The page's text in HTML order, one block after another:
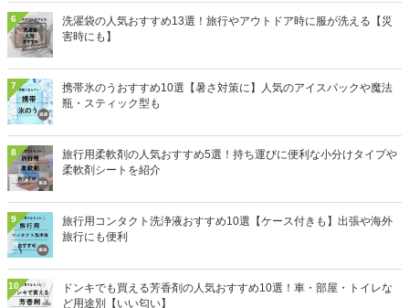
6
洗濯袋の人気おすすめ13選！旅行やアウトドア時に服が洗える【災
害時にも】
7
携帯氷のうおすすめ10選【暑さ対策に】人気のアイスパックや魔法
瓶・スティック型も
8
旅行用柔軟剤の人気おすすめ5選！持ち運びに便利な小分けタイプや
柔軟剤シートを紹介
9
旅行用コンタクト洗浄液おすすめ10選【ケース付きも】出張や海外
旅行にも便利
10
ドンキでも買える芳香剤の人気おすすめ10選！車・部屋・トイレな
ど用途別【いい匂い】